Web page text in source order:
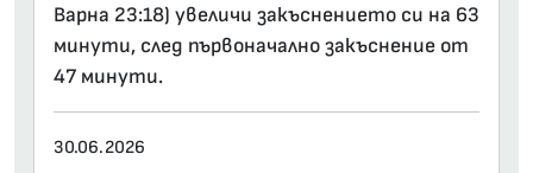
Варна 23:18) увеличи закъснението си на 63
минути, след първоначално закъснение от
47 минути.
30.06.2026